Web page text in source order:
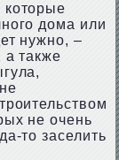
дома или
нужно, –
а также
не очень
то заселить